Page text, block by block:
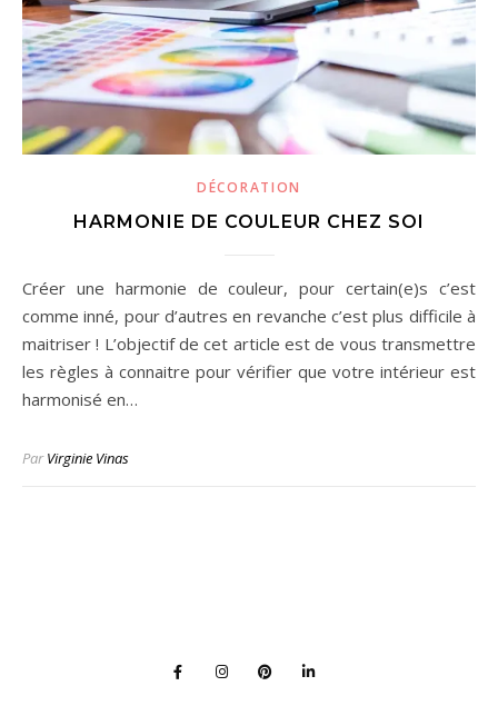
DÉCORATION
HARMONIE DE COULEUR CHEZ SOI
Créer une harmonie de couleur, pour certain(e)s c’est
comme inné, pour d’autres en revanche c’est plus difficile à
maitriser ! L’objectif de cet article est de vous transmettre
les règles à connaitre pour vérifier que votre intérieur est
harmonisé en…
ParVirginie Vinas